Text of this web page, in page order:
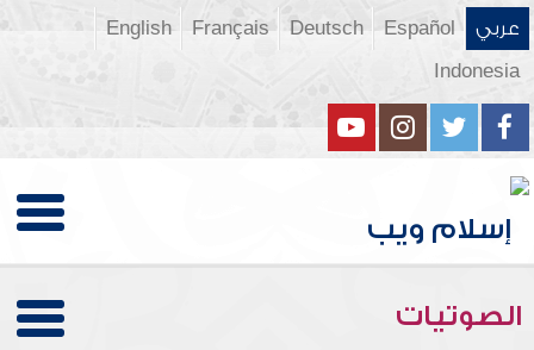
عربي Español
Deutsch
Français
English
Indonesia
الصوتيات